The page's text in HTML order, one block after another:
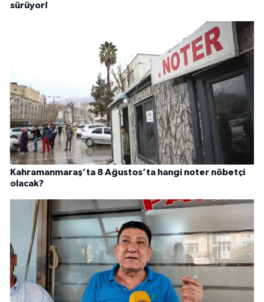
sürüyor!
Kahramanmaraş’ta 8 Ağustos’ta hangi noter nöbetçi
olacak?